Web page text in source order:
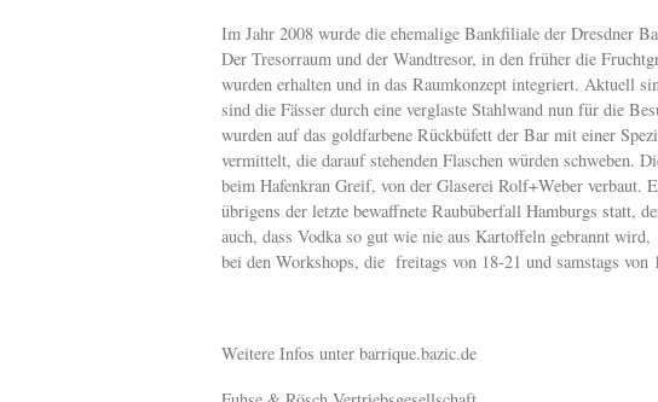
Im Jahr 2008 wurde die ehemalige Bankfiliale der Dresdner
Der Tresorraum und der Wandtresor, in den früher die
wurden erhalten und in das Raumkonzept integriert. Aktuell
sind die Fässer durch eine verglaste Stahlwand nun für die
wurden auf das goldfarbene Rückbüfett der Bar mit einer
vermittelt, die darauf stehenden Flaschen würden schweben.
beim Hafenkran Greif, von der Glaserei Rolf+Weber verbaut.
übrigens der letzte bewaffnete Raubüberfall Hamburgs statt,
auch, dass Vodka so gut wie nie aus Kartoffeln gebrannt
bei den Workshops, die freitags von 18-21 und samstags von
Weitere Infos unter barrique.bazic.de